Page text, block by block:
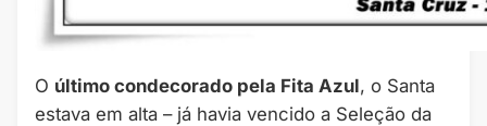
O último condecorado pela Fita Azul, o Santa
estava em alta – já havia vencido a Seleção da